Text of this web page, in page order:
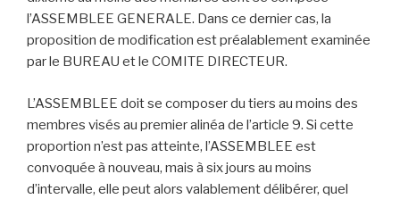
l’ASSEMBLEE GENERALE. Dans ce dernier cas, la
proposition de modification est préalablement examinée
par le BUREAU et le COMITE DIRECTEUR.
L’ASSEMBLEE doit se composer du tiers au moins des
membres visés au premier alinéa de l’article 9. Si cette
proportion n’est pas atteinte, l’ASSEMBLEE est
convoquée à nouveau, mais à six jours au moins
d’intervalle, elle peut alors valablement délibérer, quel